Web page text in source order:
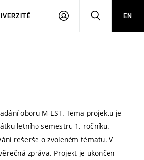
PŘIHLÁSIT HLEDATEN
oboru M-EST. Téma projektu je
letního semestru 1. ročníku.
rešerše o zvoleném tématu. V
zpráva. Projekt je ukončen